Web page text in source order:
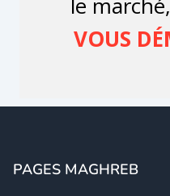
PAGES MAGHREB